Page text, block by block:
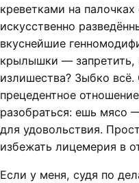
креветками на
искусственно
вкуснейшие
крылышки — запретить,
излишества? Зыбко
прецедентное
разобраться: ешь мясо
для удовольствия.
избежать лицемерия в
Если у меня, судя по